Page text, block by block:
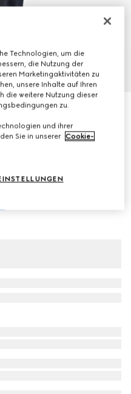
Technologien, um die
die Nutzung der
Marketingaktivitäten zu
unsere Inhalte auf Ihren
die weitere Nutzung dieser
zu.
und ihrer
Sie in unserer Cookie-